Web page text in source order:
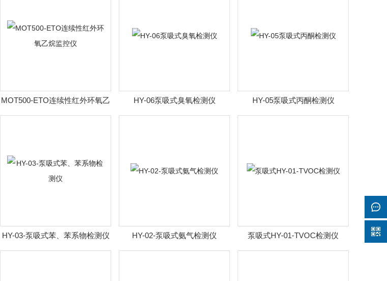
MOT500-ETO连续性红外环氧乙
烷监控仪
HY-06泵吸式臭氧检测仪 HY-05泵吸式丙酮检测仪
HY-03-泵吸式苯、苯系物检测仪 HY-02-泵吸式氨气检测仪 泵吸式HY-01-TVOC检测仪